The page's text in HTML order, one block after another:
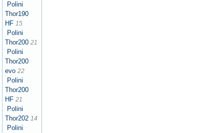
Polini
Thor190
HF 15
Polini
Thor200 21
Polini
Thor200
evo 22
Polini
Thor200
HF 21
Polini
Thor202 14
Polini